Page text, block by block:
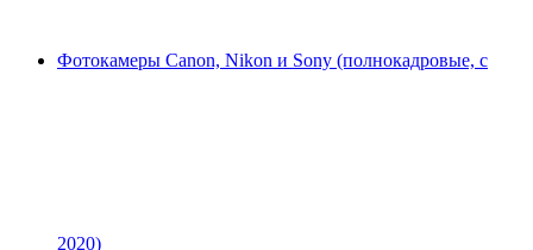
Фотокамеры Canon, Nikon и Sony (полнокадровые, с
2020)